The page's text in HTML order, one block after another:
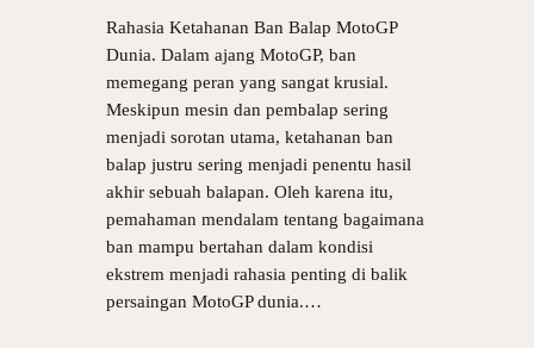
Rahasia Ketahanan Ban Balap MotoGP
Dunia. Dalam ajang MotoGP, ban
memegang peran yang sangat krusial.
Meskipun mesin dan pembalap sering
menjadi sorotan utama, ketahanan ban
balap justru sering menjadi penentu hasil
akhir sebuah balapan. Oleh karena itu,
pemahaman mendalam tentang bagaimana
ban mampu bertahan dalam kondisi
ekstrem menjadi rahasia penting di balik
persaingan MotoGP dunia.…